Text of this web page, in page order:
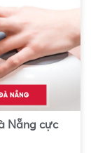
Nẵng cực